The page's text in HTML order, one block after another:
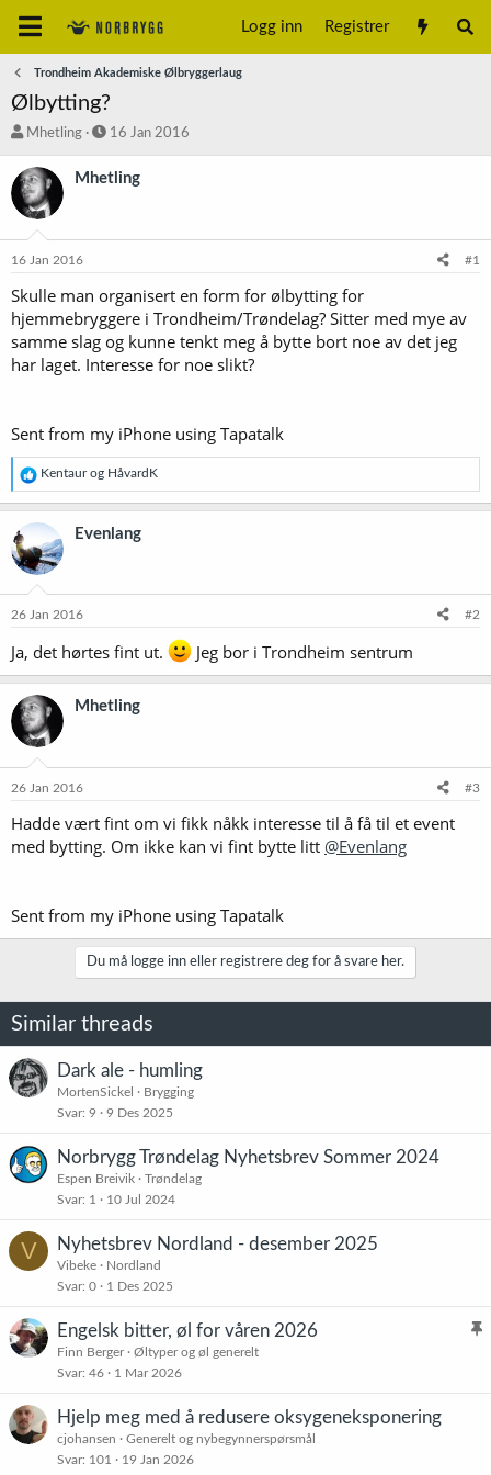
Logg inn Registrer
Trondheim Akademiske Ølbryggerlaug
Ølbytting?
T
å
d
s
t
r
Mhetling
S
a
o
16 Jan 2016
Mhetling
16 Jan 2016 #1
Skulle man organisert en form for ølbytting for
hjemmebryggere i Trondheim/Trøndelag? Sitter med mye av
samme slag og kunne tenkt meg å bytte bort noe av det jeg
har laget. Interesse for noe slikt?
Sent from my iPhone using Tapatalk
R
e
a
k
s
j
o
e
:
Kentaurog HåvardK
Evenlang
26 Jan 2016 #2
Ja, det hørtes fint ut. Jeg bor i Trondheim sentrum
Mhetling
26 Jan 2016 #3
Hadde vært fint om vi fikk nåkk interesse til å få til et event
med bytting. Om ikke kan vi fint bytte litt @Evenlang
Sent from my iPhone using Tapatalk
Du må logge inn eller registrere deg for å svare her.
Similar threads
Dark ale - humling
MortenSickel
Brygging
Svar 9 9 Des 2025
Norbrygg Trøndelag Nyhetsbrev Sommer 2024
Espen Breivik
Trøndelag
Svar 1 10 Jul 2024
V Nyhetsbrev Nordland - desember 2025
Vibeke
Nordland
Svar 0 1 Des 2025
K
Engelsk bitter, øl for våren 2026
Finn Berger
Øltyper og øl generelt
Svar 46 1 Mar 2026
Hjelp meg med å redusere oksygeneksponering
cjohansen
Generelt og nybegynnerspørsmål
Svar 101 19 Jan 2026